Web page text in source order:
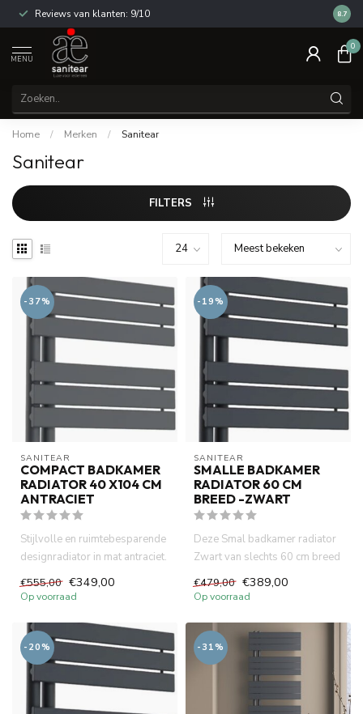
Reviews van klanten: 9/10 14
8.7
MENU
0
Home / Merken / Sanitear
Sanitear
FILTERS
-37%
SANITEAR
COMPACT BADKAMER
RADIATOR 40 X104 CM
ANTRACIET
Stijlvolle en ruimtebesparende
designradiator in mat antraciet.
Ideaal voor klei...
€555,00 €349,00
Op voorraad
-19%
SANITEAR
SMALLE BADKAMER
RADIATOR 60 CM
BREED -ZWART
Deze Smal badkamer radiator
Zwart van slechts 60 cm breed
is de ideale oplossing...
€479,00 €389,00
Op voorraad
-20% -31%